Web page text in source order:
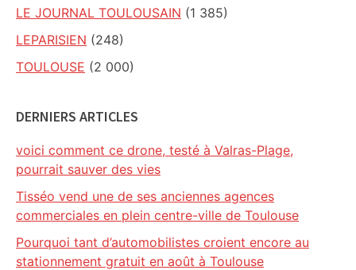
LE JOURNAL TOULOUSAIN (1 385)
LEPARISIEN (248)
TOULOUSE (2 000)
DERNIERS ARTICLES
voici comment ce drone, testé à Valras-Plage,
pourrait sauver des vies
Tisséo vend une de ses anciennes agences
commerciales en plein centre-ville de Toulouse
Pourquoi tant d’automobilistes croient encore au
stationnement gratuit en août à Toulouse